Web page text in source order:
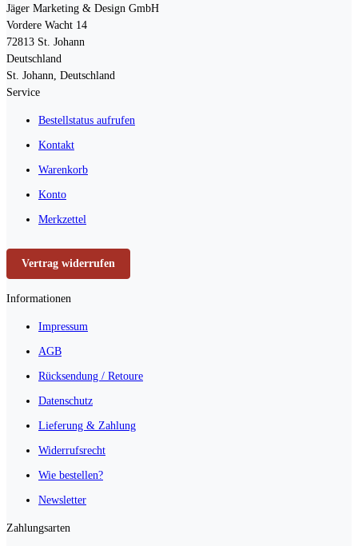
Jäger Marketing & Design GmbH
Vordere Wacht 14
72813 St. Johann
Deutschland
St. Johann, Deutschland
Service
Bestellstatus aufrufen
Kontakt
Warenkorb
Konto
Merkzettel
Vertrag widerrufen
Informationen
Impressum
AGB
Rücksendung / Retoure
Datenschutz
Lieferung & Zahlung
Widerrufsrecht
Wie bestellen?
Newsletter
Zahlungsarten